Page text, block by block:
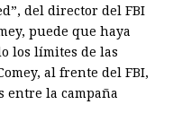
del director del FBI
puede que haya
los límites de las
al frente del FBI,
entre la campaña